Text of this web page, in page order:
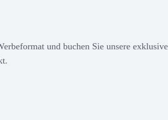
und buchen Sie unsere